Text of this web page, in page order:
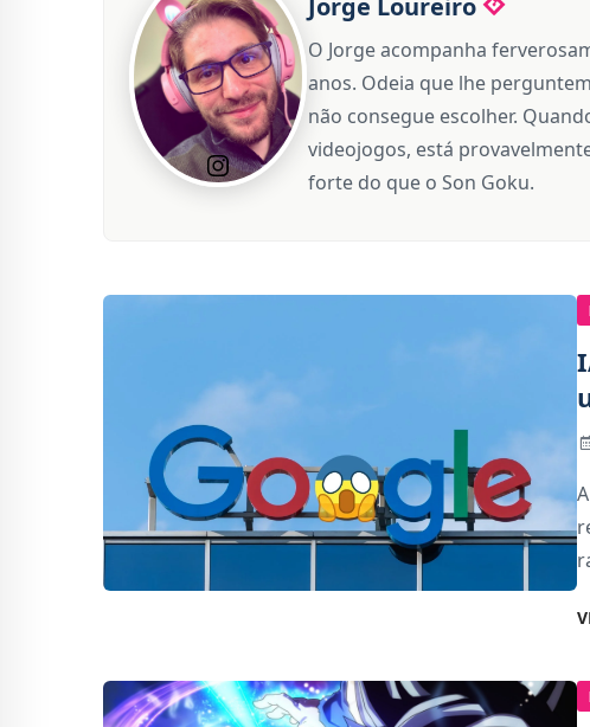
O Jorge acompanha
anos. Odeia que lhe
não consegue escolher.
videojogos, está
forte do que o Son Goku.